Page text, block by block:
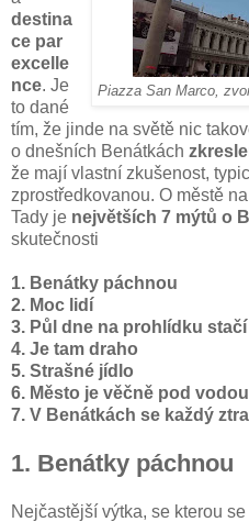
Piazza San Marco,
destina
ce par
excelle
nce. Je
to dané
tím, že jinde na světě nic
o dnešních Benátkách
že mají vlastní zkušenost,
zprostředkovanou. O městě
Tady je největších 7 mýtů o
skutečnosti
1. Benátky páchnou
2. Moc lidí
3. Půl dne na prohlídku stačí
4. Je tam draho
5. Strašné jídlo
6. Město je věčně pod vodou
7. V Benátkách se každý
1. Benátky páchnou
Nejčastější výtka, se kterou